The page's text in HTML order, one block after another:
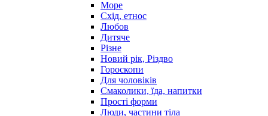
Море
Схід, етнос
Любов
Дитяче
Різне
Новий рік, Різдво
Гороскопи
Для чоловіків
Смаколики, їда, напитки
Прості форми
Люди, частини тіла